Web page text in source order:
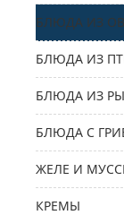
БЛЮДА ИЗ
БЛЮДА ИЗ
БЛЮДА ИЗ
БЛЮДА С
ЖЕЛЕ И
КРЕМЫ